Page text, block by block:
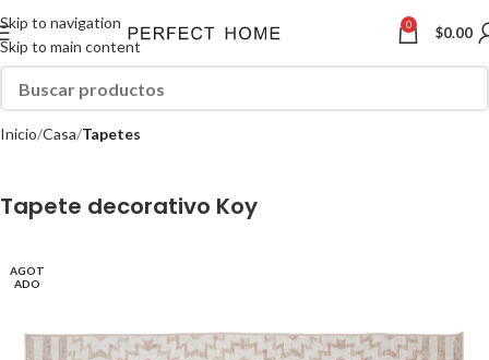
Skip to navigation
Skip to main content
0 $0.00
Inicio Casa Tapetes
Tapete decorativo Koy
AGOT
ADO